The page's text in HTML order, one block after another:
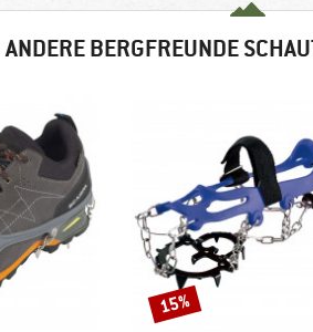
ANDERE BERGFREUNDE
Rabatt
15%